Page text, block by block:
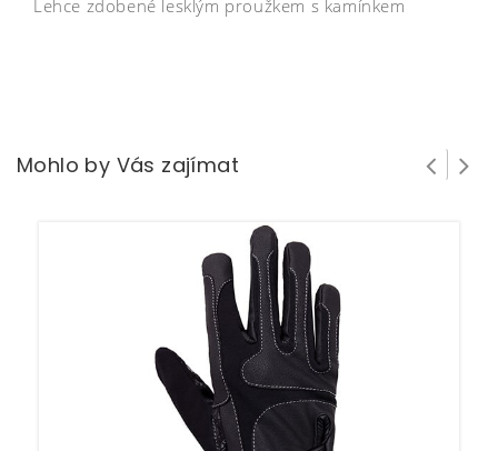
Lehce zdobené lesklým proužkem s kamínkem
Mohlo by Vás zajímat